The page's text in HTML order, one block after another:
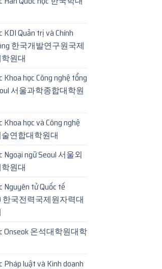
KDI Quản trị và Chính
한국개발연구원국제
원대
Khoa học Công nghệ tổng
서울과학종합대학원
Khoa học và Công nghệ
연합대학원대
Ngoại ngữ Seoul 서울외
원대
Nguyên tử Quốc tế
한국전력국제원자력대
Onseok 온석대학원대학
Pháp luật và Kinh doanh